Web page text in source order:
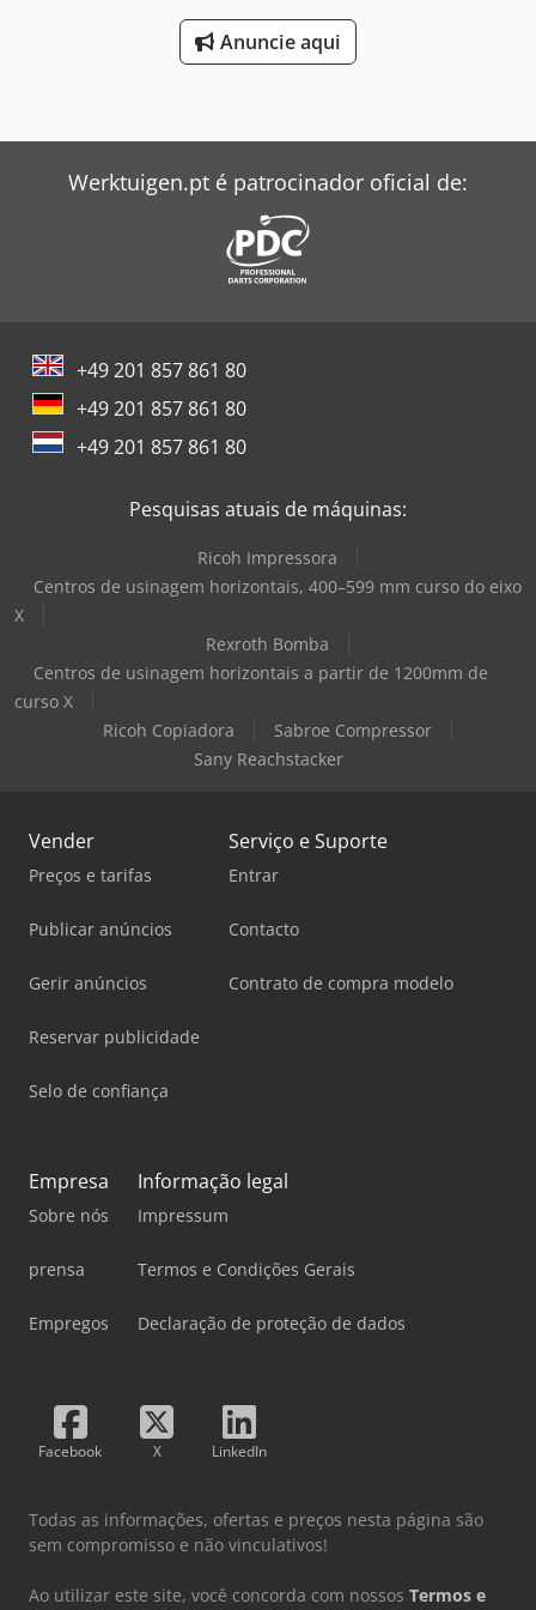
Anuncie aqui
Werktuigen.pt é patrocinador oficial de:
+49 201 857 861 80
+49 201 857 861 80
+49 201 857 861 80
Pesquisas atuais de máquinas:
Ricoh Impressora
Centros de usinagem horizontais, 400–599 mm curso do eixo
X
Rexroth Bomba
Centros de usinagem horizontais a partir de 1200mm de
curso X
Ricoh Copiadora
Sabroe Compressor
Sany Reachstacker
Vender
Preços e tarifas
Publicar anúncios
Gerir anúncios
Reservar publicidade
Selo de confiança
Serviço e Suporte
Entrar
Contacto
Contrato de compra modelo
Empresa
Sobre nós
prensa
Empregos
Informação legal
Impressum
Termos e Condições Gerais
Declaração de proteção de dados
Facebook X LinkedIn
Todas as informações, ofertas e preços nesta página são
sem compromisso e não vinculativos!
Ao utilizar este site, você concorda com nossos Termos e